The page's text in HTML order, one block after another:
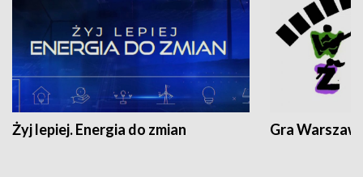
Żyj lepiej. Energia do zmian Gra